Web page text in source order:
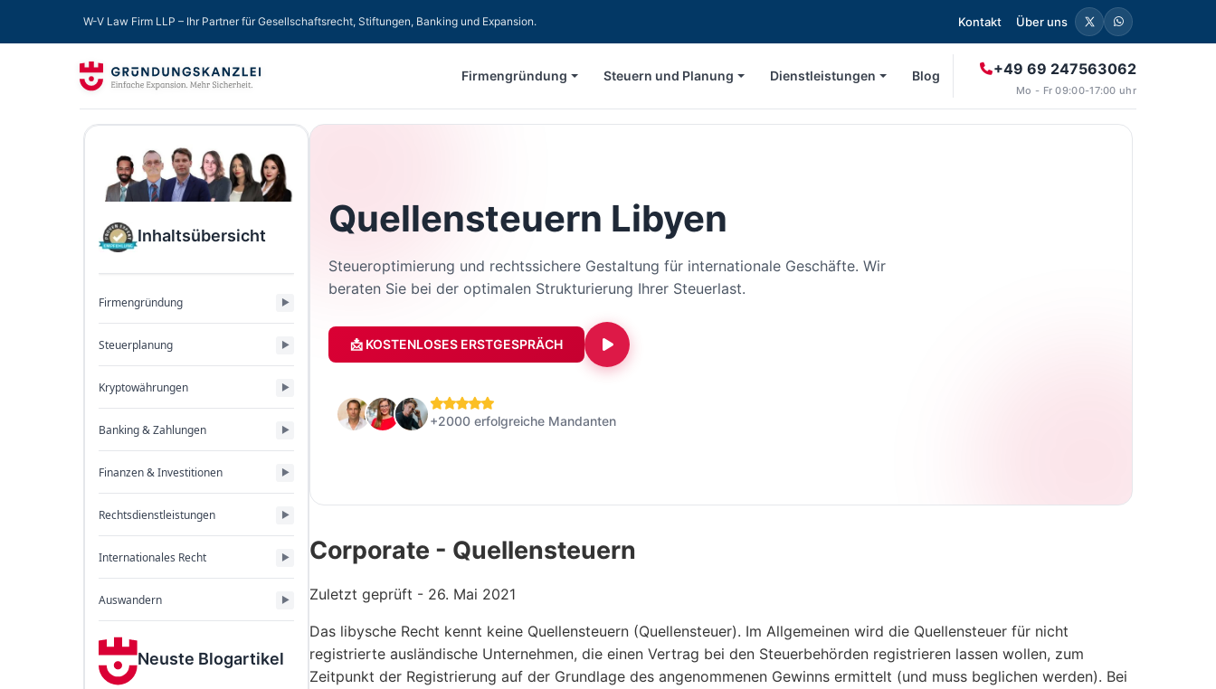
W-V Law Firm LLP – Ihr Partner für Gesellschaftsrecht, Stiftungen, Banking und Expansion. Kontakt Über uns
Firmengründung Steuern und Planung Dienstleistungen Blog +49 69 247563062
Mo - Fr 09:00-17:00 uhr
Inhaltsübersicht
Firmengründung
Steuerplanung
Kryptowährungen
Banking & Zahlungen
Finanzen & Investitionen
Rechtsdienstleistungen
Internationales Recht
Auswandern
Neuste Blogartikel
Quellensteuern Libyen
Steueroptimierung und rechtssichere Gestaltung für internationale Geschäfte. Wir
beraten Sie bei der optimalen Strukturierung Ihrer Steuerlast.
📩 KOSTENLOSES ERSTGESPRÄCH
+2000 erfolgreiche Mandanten
Corporate - Quellensteuern
Zuletzt geprüft - 26. Mai 2021
Das libysche Recht kennt keine Quellensteuern (Quellensteuer). Im Allgemeinen wird die Quellensteuer für nicht
registrierte ausländische Unternehmen, die einen Vertrag bei den Steuerbehörden registrieren lassen wollen, zum
Zeitpunkt der Registrierung auf der Grundlage des angenommenen Gewinns ermittelt (und muss beglichen werden). Bei